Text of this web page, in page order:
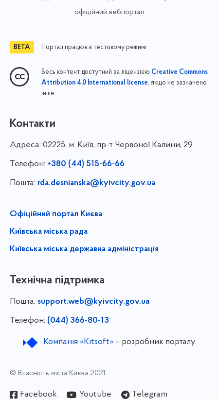
офіційний вебпортал
Портал працює в тестовому режимі
Весь контент доступний за ліцензією Creative Commons
Attribution 4.0 International license, якщо не зазначено
інше
Контакти
Адреса: 02225, м. Київ, пр-т Червоної Калини, 29
Телефон: +380 (44) 515-66-66
Пошта: rda.desnianska@kyivcity.gov.ua
Офіційний портал Києва
Київська міська рада
Київська міська державна адміністрація
Технічна підтримка
Пошта: support.web@kyivcity.gov.ua
Телефон: (044) 366-80-13
Компанія «Kitsoft»– розробник порталу
© Власність міста Києва 2021
Facebook Youtube Telegram